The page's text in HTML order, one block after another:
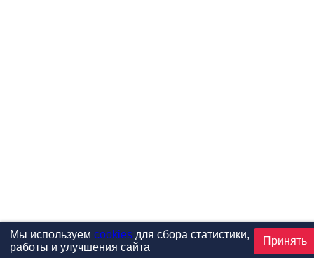
Мы используем cookiesдля сбора статистики,
работы и улучшения сайта
Принять